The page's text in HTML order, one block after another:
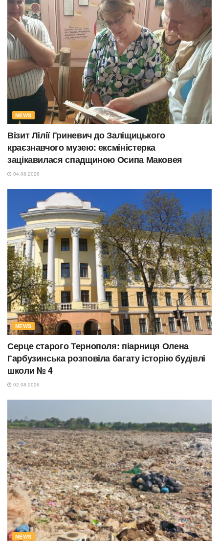
NEWS
Візит Лілії Гриневич до Заліщицького
краєзнавчого музею: ексміністерка
зацікавилася спадщиною Осипа Маковея
04.08.2026
NEWS
Серце старого Тернополя: піарниця Олена
Гарбузинська розповіла багату історію будівлі
школи № 4
02.08.2026
NEWS